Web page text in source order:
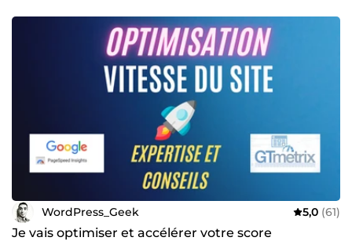
WordPress_Geek 5,0 (61)
Je vais optimiser et accélérer votre score